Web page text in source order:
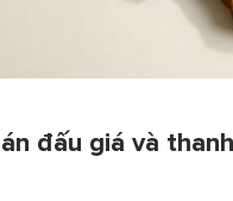
đấu giá và